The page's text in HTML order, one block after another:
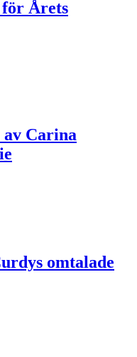
för Årets
av Carina
omtalade